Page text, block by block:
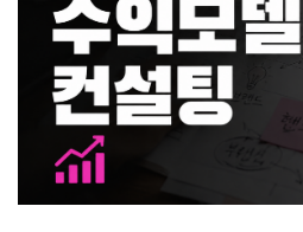
트
워
크
위
드